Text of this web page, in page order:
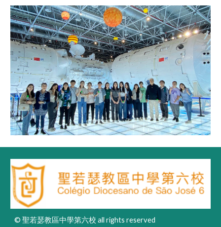
© 聖若瑟教區中學第六校 all rights reserved